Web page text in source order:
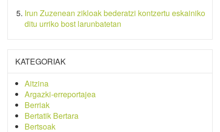
Irun Zuzenean zikloak bederatzi kontzertu eskainiko
ditu urriko bost larunbatetan
KATEGORIAK
Aitzina
Argazki-erreportajea
Berriak
Bertatik Bertara
Bertsoak